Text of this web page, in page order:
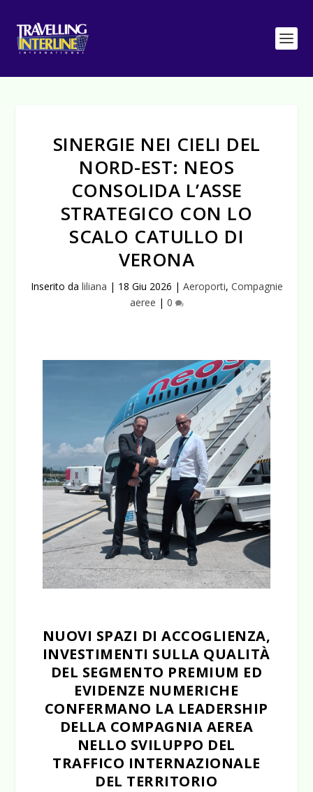
SINERGIE NEI CIELI DEL
NORD-EST: NEOS
CONSOLIDA L’ASSE
STRATEGICO CON LO
SCALO CATULLO DI
VERONA
Inserito da liliana | 18 Giu 2026 | Aeroporti, Compagnie
aeree | 0
NUOVI SPAZI DI ACCOGLIENZA,
INVESTIMENTI SULLA QUALITÀ
DEL SEGMENTO PREMIUM ED
EVIDENZE NUMERICHE
CONFERMANO LA LEADERSHIP
DELLA COMPAGNIA AEREA
NELLO SVILUPPO DEL
TRAFFICO INTERNAZIONALE
DEL TERRITORIO